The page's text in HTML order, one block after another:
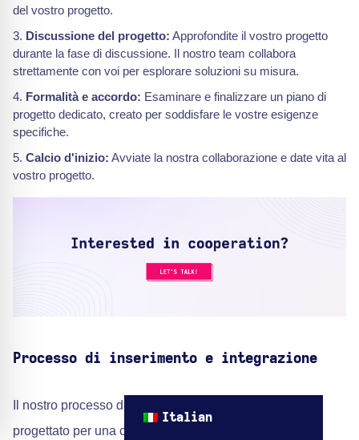
del vostro progetto.
Discussione del progetto: Approfondite il vostro progetto
durante la fase di discussione. Il nostro team collabora
strettamente con voi per esplorare soluzioni su misura.
Formalità e accordo: Esaminare e finalizzare un piano di
progetto dedicato, creato per soddisfare le vostre esigenze
specifiche.
Calcio d'inizio: Avviate la nostra collaborazione e date vita al
vostro progetto.
Processo di inserimento e integrazione
Il nostro processo di onboarding e integrazione è
progettato per una collaborazione senza soluzione di
Italian